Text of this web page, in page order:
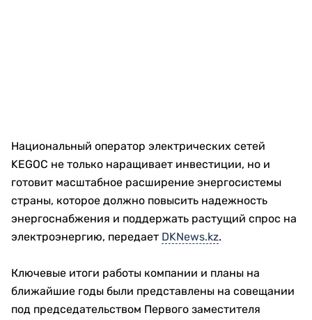
Национальный оператор электрических сетей
KEGOC не только наращивает инвестиции, но и
готовит масштабное расширение энергосистемы
страны, которое должно повысить надежность
энергоснабжения и поддержать растущий спрос на
электроэнергию, передает DKNews.kz.
Ключевые итоги работы компании и планы на
ближайшие годы были представлены на совещании
под председательством Первого заместителя